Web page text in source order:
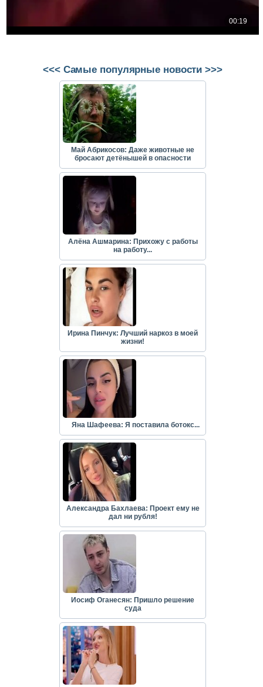
<<< Самые популярные новости >>>
Май Абрикосов: Даже животные не
бросают детёнышей в опасности
Алёна Ашмарина: Прихожу с работы
на работу...
Ирина Пинчук: Лучший наркоз в моей
жизни!
Яна Шафеева: Я поставила ботокс...
Александра Бахлаева: Проект ему не
дал ни рубля!
Иосиф Оганесян: Пришло решение
суда